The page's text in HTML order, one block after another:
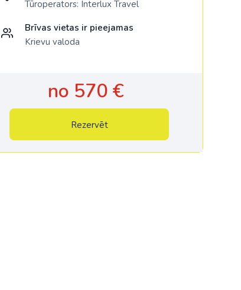
Tūroperators: Interlux Travel
Brīvas vietas ir pieejamas
Krievu valoda
no 570 €
Rezervēt